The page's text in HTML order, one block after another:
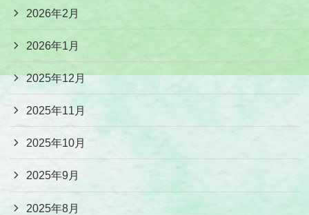
2026年2月
2026年1月
2025年12月
2025年11月
2025年10月
2025年9月
2025年8月